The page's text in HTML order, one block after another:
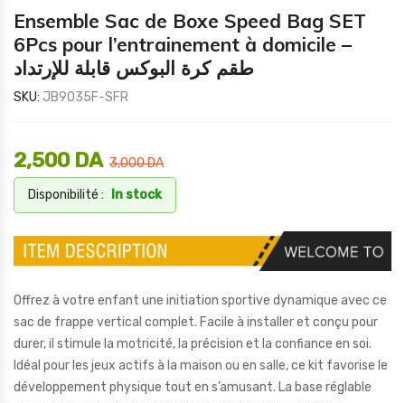
Ensemble Sac de Boxe Speed Bag SET
6Pcs pour l’entrainement à domicile –
طقم كرة البوكس قابلة للإرتداد
SKU: JB9035F-SFR
3,000DA
2,500 DA
Disponibilité : In stock
Offrez à votre enfant une initiation sportive dynamique avec ce
sac de frappe vertical complet. Facile à installer et conçu pour
durer, il stimule la motricité, la précision et la confiance en soi.
Idéal pour les jeux actifs à la maison ou en salle, ce kit favorise le
développement physique tout en s’amusant. La base réglable